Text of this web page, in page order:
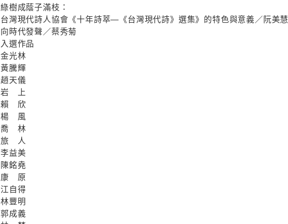
綠樹成蔭子滿枝：
台灣現代詩人協會《十年詩萃―《台灣現代詩》選集》的特色與意義／阮美慧
向時代發聲／蔡秀菊
入選作品
金光林
黃騰輝
趙天儀
岩 上
賴 欣
楊 風
喬 林
旅 人
李益美
陳銘堯
康 原
江自得
林豐明
郭成義